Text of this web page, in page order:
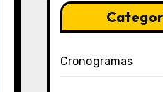
Cronogramas